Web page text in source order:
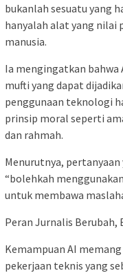
bukanlah sesuatu yang
hanyalah alat yang nilai
manusia.
Ia mengingatkan bahwa
mufti yang dapat
penggunaan teknologi
prinsip moral seperti
dan rahmah.
Menurutnya,
“bolehkah
untuk membawa
Peran Jurnalis Berubah,
Kemampuan AI
pekerjaan teknis yang